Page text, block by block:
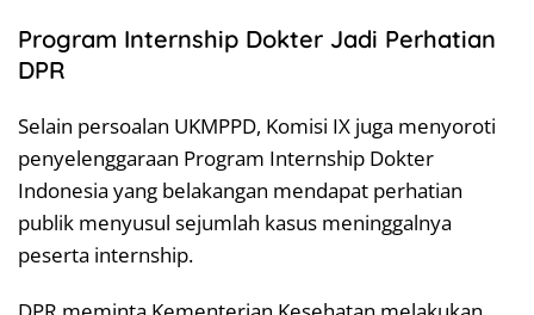
Program Internship Dokter Jadi Perhatian
DPR
Selain persoalan UKMPPD, Komisi IX juga menyoroti
penyelenggaraan Program Internship Dokter
Indonesia yang belakangan mendapat perhatian
publik menyusul sejumlah kasus meninggalnya
peserta internship.